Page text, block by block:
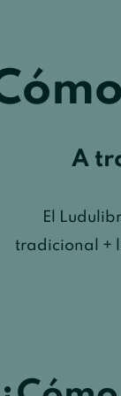
A
El
tradicional +